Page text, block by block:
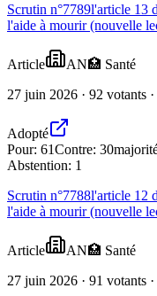
Scrutin n°7789l'article 13
l'aide à mourir (nouvelle
Article AN🏥 Santé
27 juin 2026 · 92 votants
Adopté
Pour: 61Contre: 30
Abstention: 1
Scrutin n°7788l'article 12
l'aide à mourir (nouvelle
Article AN🏥 Santé
27 juin 2026 · 91 votants